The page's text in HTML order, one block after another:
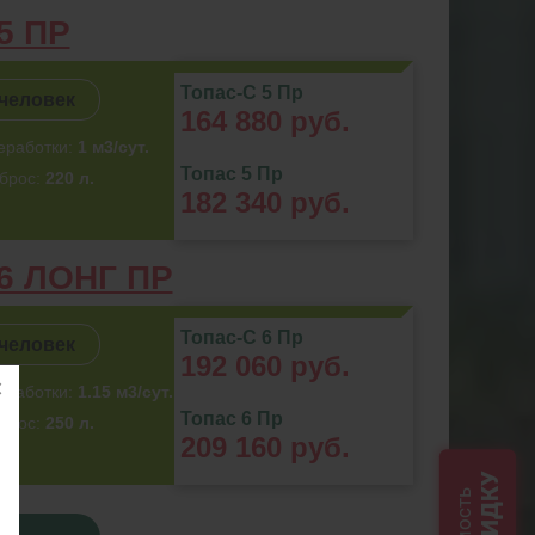
ПР
1 м3/сут.
220 л.
Топас-С 5 Пр
164 880 руб.
Топас 5 Пр
182 340 руб.
ЛОНГ ПР
1.15 м3/сут.
250 л.
Топас-С 6 Пр
192 060 руб.
Топас 6 Пр
209 160 руб.